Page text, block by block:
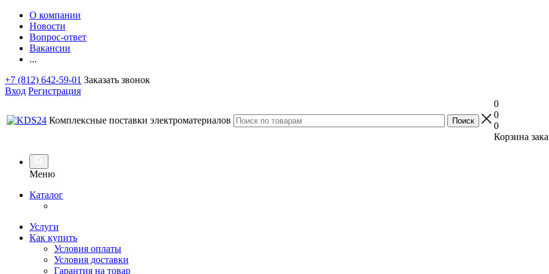
О компании
Новости
Вопрос-ответ
Вакансии
...
+7 (812) 642-59-01 Заказать звонок
Вход Регистрация
Комплексные поставки электроматериалов
0
0
0
Корзина
Меню
Каталог
Услуги
Как купить
Условия оплаты
Условия доставки
Гарантия на товар